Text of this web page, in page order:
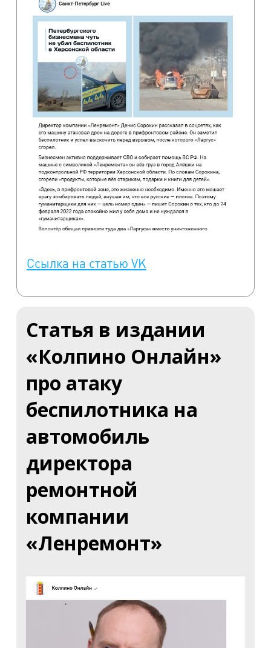
Ссылка на статью VK
Статья в издании
«Колпино Онлайн»
про атаку
беспилотника на
автомобиль
директора
ремонтной
компании
«Ленремонт»